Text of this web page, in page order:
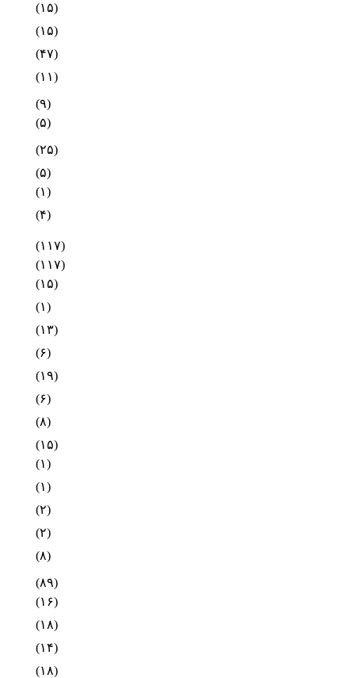
(۱۵)
(۱۵)
(۴۷)
(۱۱)
(۹)
(۵)
(۲۵)
(۵)
(۱)
(۴)
(۱۱۷)
(۱۱۷)
(۱۵)
(۱)
(۱۳)
(۶)
(۱۹)
(۶)
(۸)
(۱۵)
(۱)
(۱)
(۲)
(۲)
(۸)
(۸۹)
(۱۶)
(۱۸)
(۱۴)
(۱۸)